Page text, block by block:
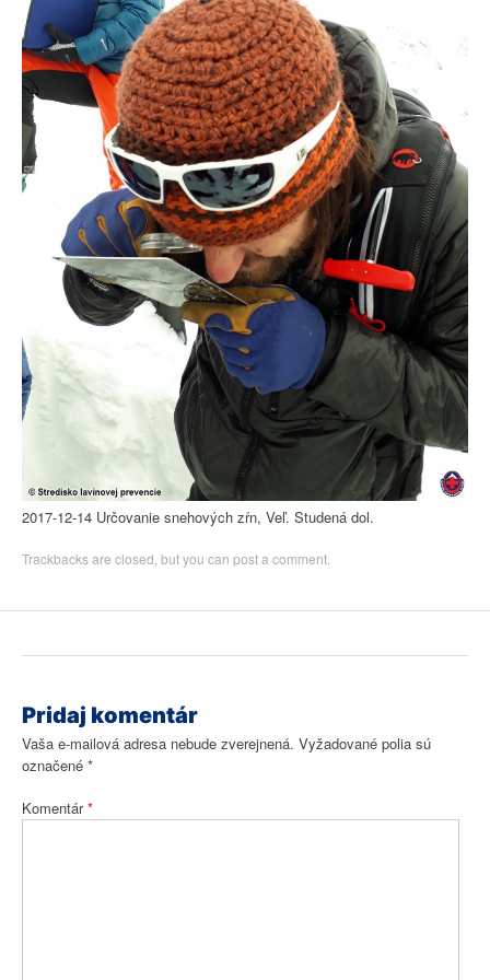
2017-12-14 Určovanie snehových zŕn, Veľ. Studená dol.
Trackbacks are closed, but you can post a comment
Pridaj komentár
Vaša e-mailová adresa nebude zverejnená. Vyžadované polia sú
označené *
Komentár*